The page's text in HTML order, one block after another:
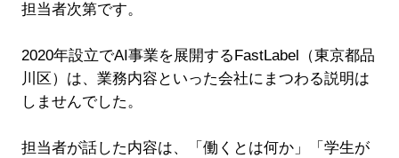
担当者次第です。
2020年設立でAI事業を展開するFastLabel（東京都品
川区）は、業務内容といった会社にまつわる説明は
しませんでした。
担当者が話した内容は、「働くとは何か」「学生が